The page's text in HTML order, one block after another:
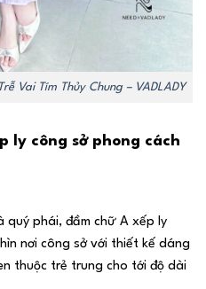
Vai Tím Thủy Chung – VADLADY
ly công sở phong cách
quý phái, đầm chữ A xếp ly
nơi công sở với thiết kế dáng
thuộc trẻ trung cho tới độ dài